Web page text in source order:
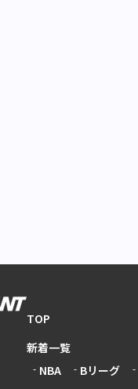
TOP
新着一覧
NBA
Bリーグ